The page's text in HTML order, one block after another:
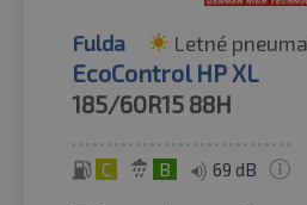
Fulda Letné
EcoControl HP XL
185/60R15 88H
C B 69 dB